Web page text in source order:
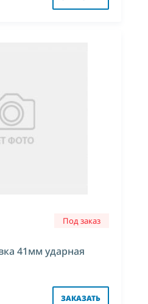
Под заказ
41мм ударная
ЗАКАЗАТЬ